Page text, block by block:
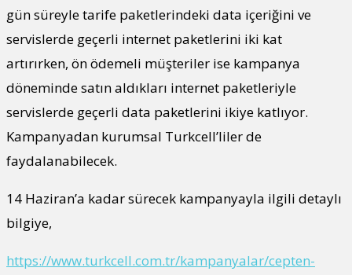
gün süreyle tarife paketlerindeki data içeriğini ve
servislerde geçerli internet paketlerini iki kat
artırırken, ön ödemeli müşteriler ise kampanya
döneminde satın aldıkları internet paketleriyle
servislerde geçerli data paketlerini ikiye katlıyor.
Kampanyadan kurumsal Turkcell’liler de
faydalanabilecek.
14 Haziran’a kadar sürecek kampanyayla ilgili detaylı
bilgiye,
https://www.turkcell.com.tr/kampanyalar/cepten-